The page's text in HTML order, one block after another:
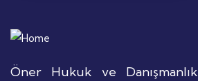
Öner Hukuk ve Danışmanlık